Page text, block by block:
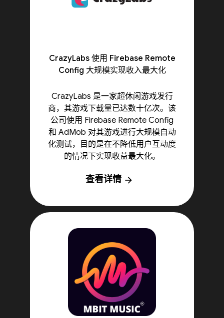
CrazyLabs 使用 Firebase Remote
Config 大规模实现收入最大化
CrazyLabs 是一家超休闲游戏发行
商，其游戏下载量已达数十亿次。该
公司使用 Firebase Remote Config
和 AdMob 对其游戏进行大规模自动
化测试，目的是在不降低用户互动度
的情况下实现收益最大化。
查看详情 arrow_forward